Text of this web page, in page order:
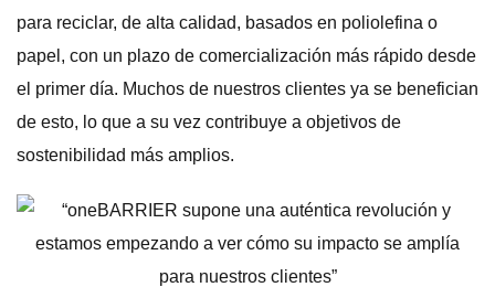
para reciclar, de alta calidad, basados ​​en poliolefina o
papel, con un plazo de comercialización más rápido desde
el primer día. Muchos de nuestros clientes ya se benefician
de esto, lo que a su vez contribuye a objetivos de
sostenibilidad más amplios.